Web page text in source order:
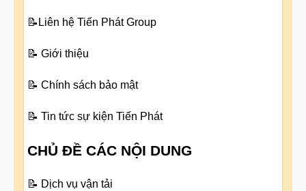
📝 Liên hệ Tiến Phát Group
📝 Giới thiệu
📝 Chính sách bảo mật
📝 Tin tức sự kiện Tiến Phát
CHỦ ĐỀ CÁC NỘI DUNG
📝 Dịch vụ vận tải